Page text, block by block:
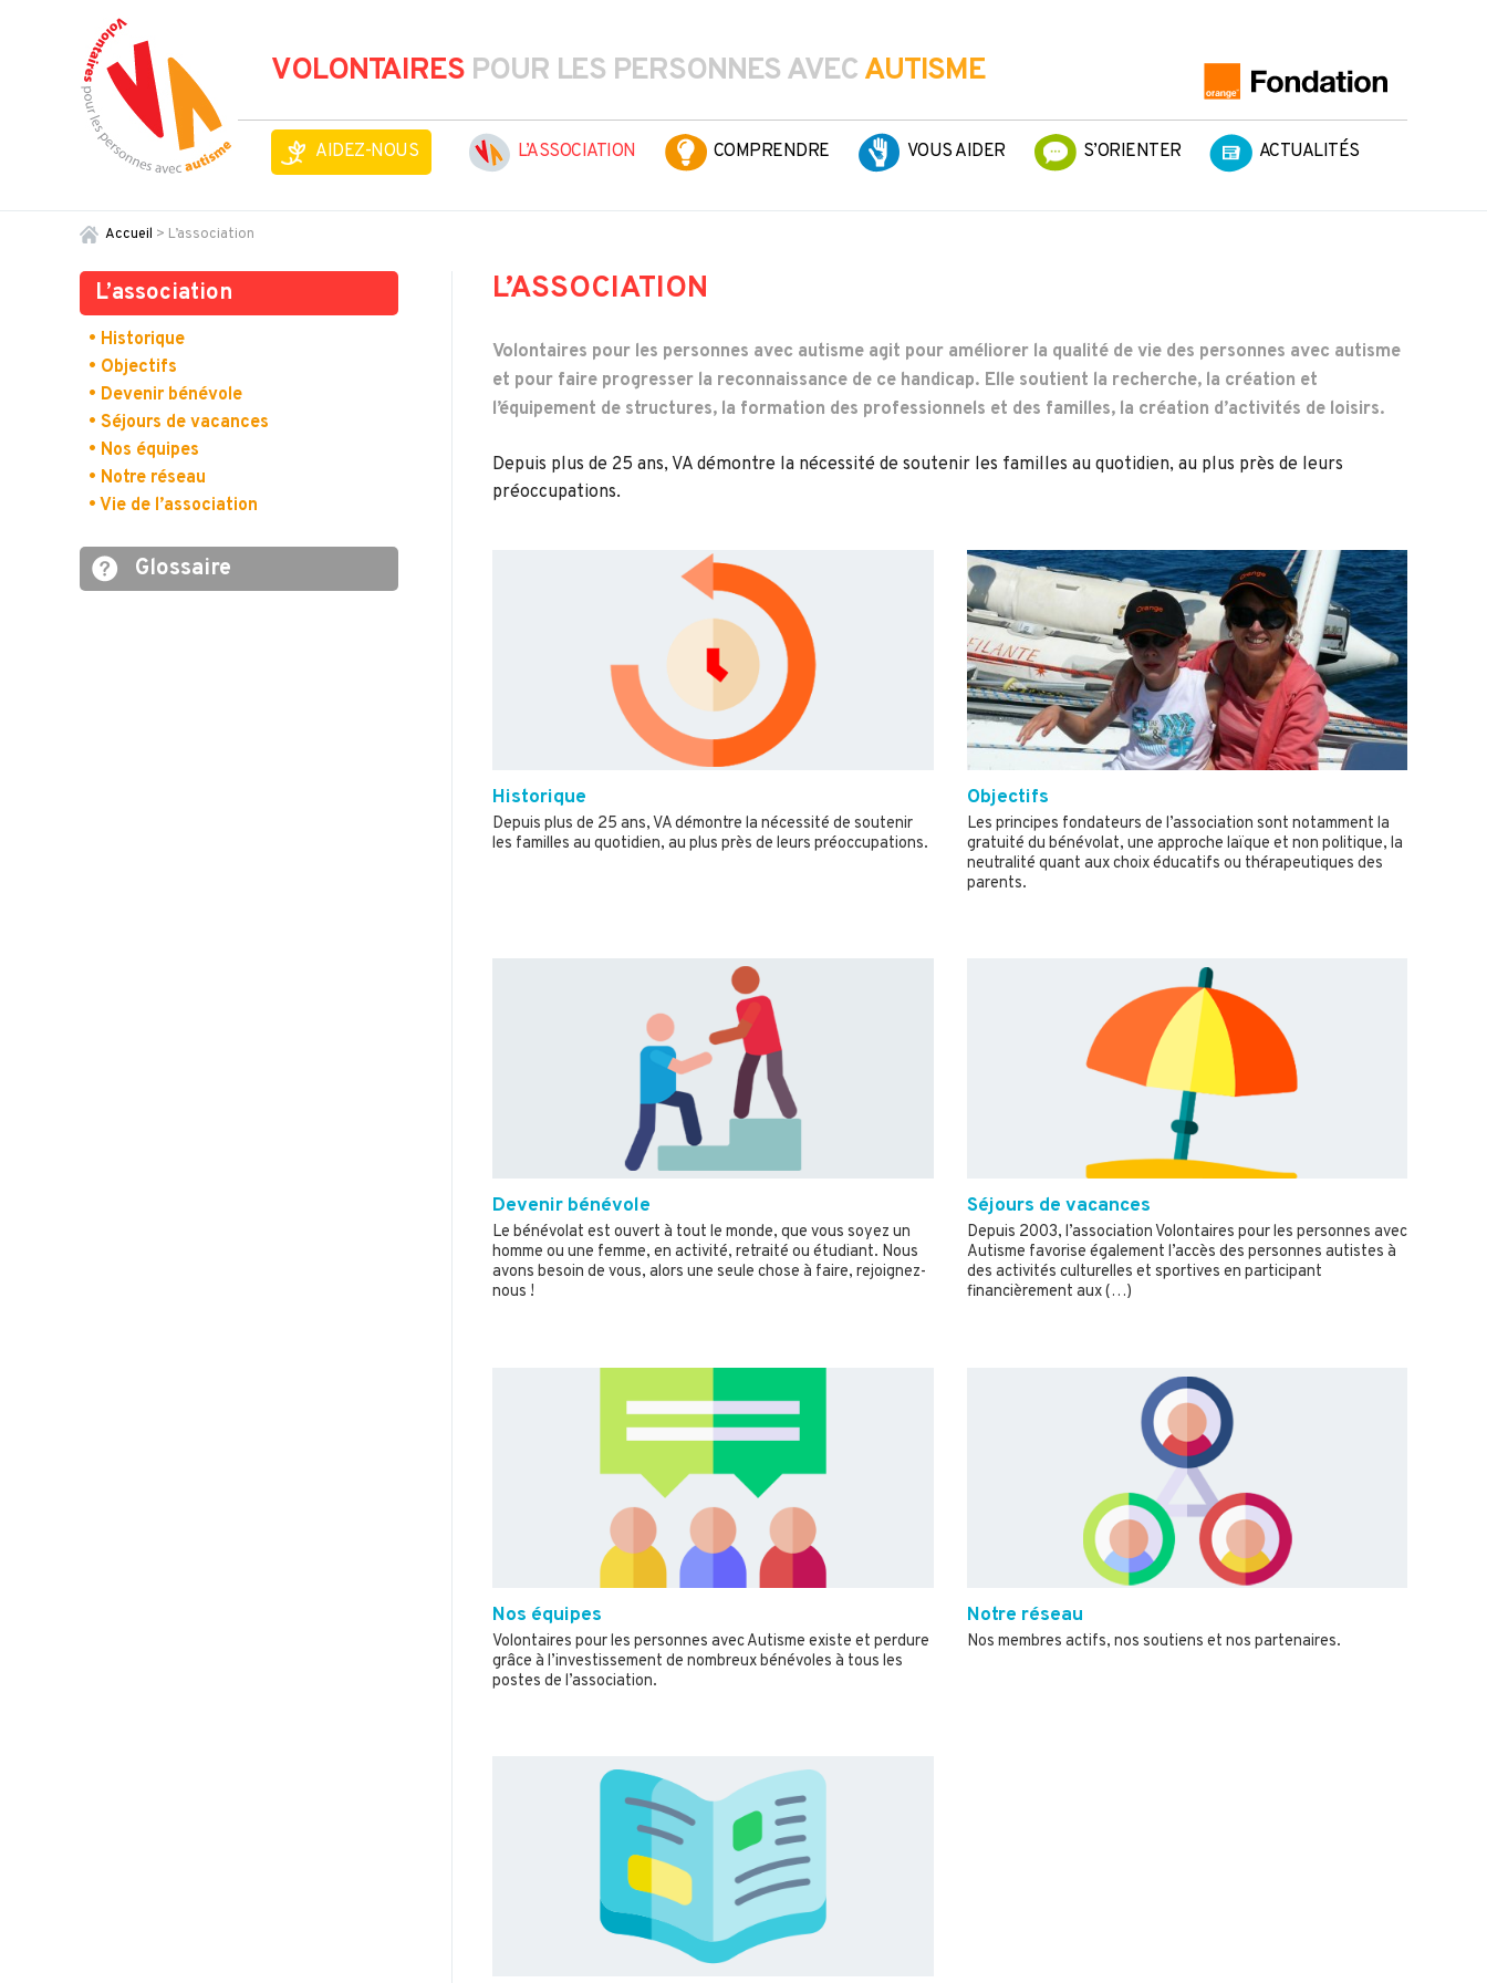
VOLONTAIRES POUR LES PERSONNES AVEC AUTISME
AIDEZ-NOUS L’ASSOCIATION COMPRENDRE VOUS AIDER S’ORIENTER ACTUALITÉS
Accueil > L’association
L’ASSOCIATION
Volontaires pour les personnes avec autisme agit pour améliorer la qualité de vie des personnes avec autisme
et pour faire progresser la reconnaissance de ce handicap. Elle soutient la recherche, la création et
l’équipement de structures, la formation des professionnels et des familles, la création d’activités de loisirs.
Depuis plus de 25 ans, VA démontre la nécessité de soutenir les familles au quotidien, au plus près de leurs
préoccupations.
Historique
Depuis plus de 25 ans, VA démontre la nécessité de soutenir
les familles au quotidien, au plus près de leurs préoccupations.
Objectifs
Les principes fondateurs de l’association sont notamment la
gratuité du bénévolat, une approche laïque et non politique, la
neutralité quant aux choix éducatifs ou thérapeutiques des
parents.
Devenir bénévole
Le bénévolat est ouvert à tout le monde, que vous soyez un
homme ou une femme, en activité, retraité ou étudiant. Nous
avons besoin de vous, alors une seule chose à faire, rejoignez-
nous !
Séjours de vacances
Depuis 2003, l’association Volontaires pour les personnes avec
Autisme favorise également l’accès des personnes autistes à
des activités culturelles et sportives en participant
financièrement aux (…)
Nos équipes
Volontaires pour les personnes avec Autisme existe et perdure
grâce à l’investissement de nombreux bénévoles à tous les
postes de l’association.
Notre réseau
Nos membres actifs, nos soutiens et nos partenaires.
L’association
• Historique
• Objectifs
• Devenir bénévole
• Séjours de vacances
• Nos équipes
• Notre réseau
• Vie de l’association
Glossaire